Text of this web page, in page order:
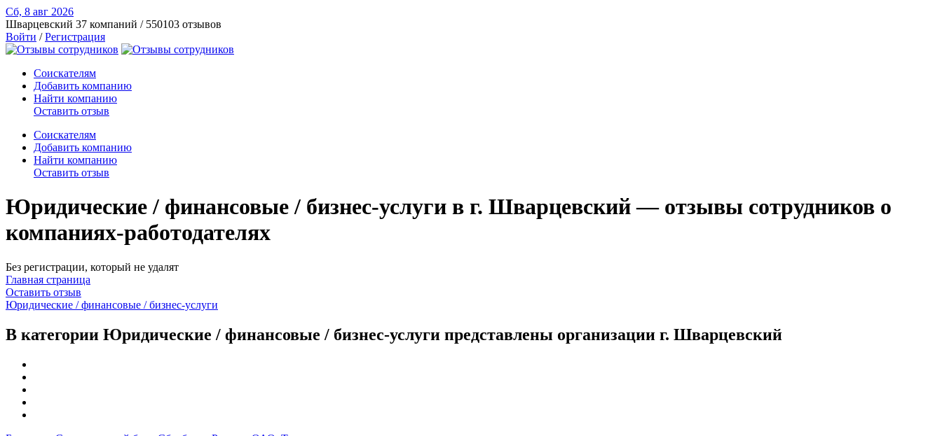
Сб, 8 авг 2026
Шварцевский 37 компаний / 550103 отзывов
Войти /Регистрация
Соискателям
Добавить компанию
Найти компанию
Оставить отзыв
Соискателям
Добавить компанию
Найти компанию
Оставить отзыв
Юридические / финансовые / бизнес-услуги в г. Шварцевский — отзывы сотрудников о
компаниях-работодателях
Без регистрации, который не удалят
Главная страница
Оставить отзыв
Юридические / финансовые / бизнес-услуги
В категории Юридические / финансовые / бизнес-услуги представлены организации г. Шварцевский